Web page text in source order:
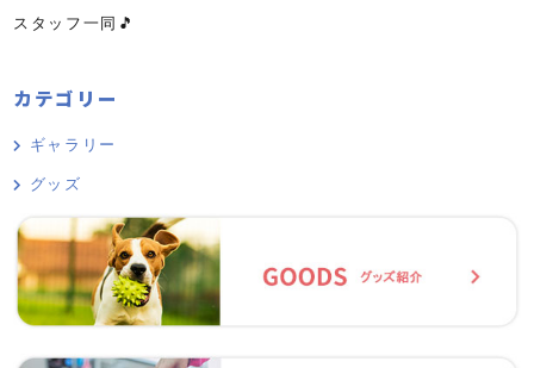
スタッフ一同🎵
カテゴリー
ギャラリー
グッズ